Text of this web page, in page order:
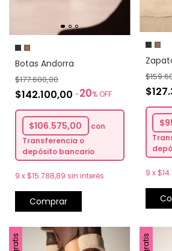
Botas Andorra
$142.100,00 -20% OFF
$177.600,00
$106.575,00
con
Transferencia o
depósito bancario
9 x $15.788,89 sin interés
Comprar
9 x